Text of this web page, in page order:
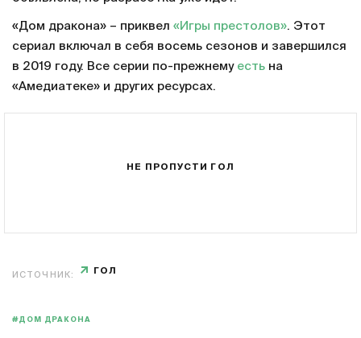
«Дом дракона» – приквел «Игры престолов». Этот
сериал включал в себя восемь сезонов и завершился
в 2019 году. Все серии по-прежнему есть на
«Амедиатеке» и других ресурсах.
НЕ ПРОПУСТИ ГОЛ
ИСТОЧНИК: ГОЛ
#ДОМ ДРАКОНА